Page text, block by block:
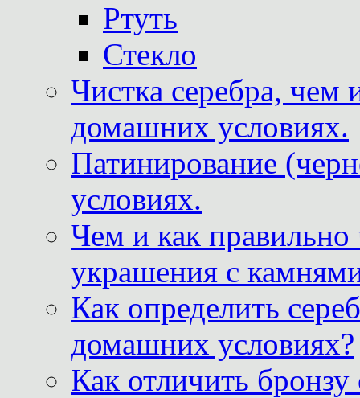
Ртуть
Стекло
Чистка серебра, чем
домашних условиях.
Патинирование
условиях.
Чем и как
украшения с
Как определить
домашних условиях?
Как отличить